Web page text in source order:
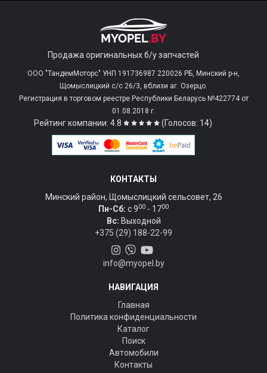
Продажа оригинальных б/у запчастей
ООО "ТандемМоторс" УНП 191736987 220026 РБ, Минский р-н,
Щомыслицкий с/c 26/3, вблизи аг. Озерцо.
Регистрация в торговом реестре Республики Беларусь №422774 от
01.08.2018 г.
Рейтинг компании: 4.8 (Голосов: 14)
КОНТАКТЫ
Минский район, Щомыслицкий сельсовет, 26
Пн-Сб: c 900 - 1700
Вс: Выходной
+375 (29) 188-22-99
info@myopel.by
НАВИГАЦИЯ
Главная
Политика конфиденциальности
Каталог
Поиск
Автомобили
Контакты